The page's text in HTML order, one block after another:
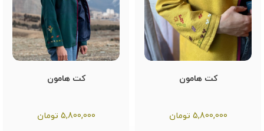
کت هامون
5,800,000 تومان
کت هامون
5,800,000 تومان